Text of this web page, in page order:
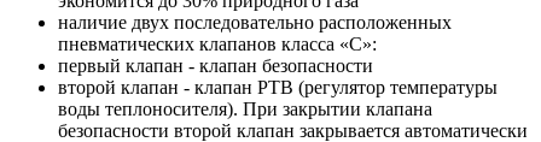
наличие двух последовательно расположенных
пневматических клапанов класса «С»:
первый клапан - клапан безопасности
второй клапан - клапан РТВ (регулятор температуры
воды теплоносителя). При закрытии клапана
безопасности второй клапан закрывается автоматически